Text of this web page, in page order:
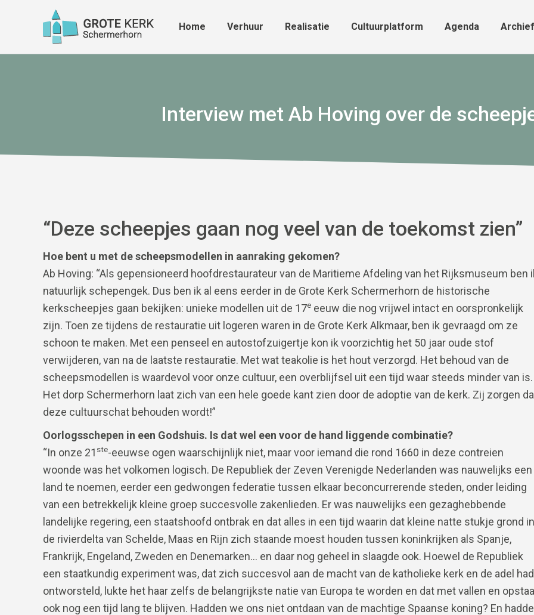
Home Verhuur Realisatie Cultuurplatform Agenda Archief
Interview met Ab Hoving over de
“Deze scheepjes gaan nog veel van de toekomst zien”
Hoe bent u met de scheepsmodellen in aanraking gekomen?
Ab Hoving: “Als gepensioneerd hoofdrestaurateur van de Maritieme Afdeling van het Rijksmuseum ben
natuurlijk schepengek. Dus ben ik al eens eerder in de Grote Kerk Schermerhorn de historische
kerkscheepjes gaan bekijken: unieke modellen uit de 17e eeuw die nog vrijwel intact en oorspronkelijk
zijn. Toen ze tijdens de restauratie uit logeren waren in de Grote Kerk Alkmaar, ben ik gevraagd om ze
schoon te maken. Met een penseel en autostofzuigertje kon ik voorzichtig het 50 jaar oude stof
verwijderen, van na de laatste restauratie. Met wat teakolie is het hout verzorgd. Het behoud van de
scheepsmodellen is waardevol voor onze cultuur, een overblijfsel uit een tijd waar steeds minder van is.
Het dorp Schermerhorn laat zich van een hele goede kant zien door de adoptie van de kerk. Zij zorgen
deze cultuurschat behouden wordt!”
Oorlogsschepen in een Godshuis. Is dat wel een voor de hand liggende combinatie?
“In onze 21 ste-eeuwse ogen waarschijnlijk niet, maar voor iemand die rond 1660 in deze contreien
woonde was het volkomen logisch. De Republiek der Zeven Verenigde Nederlanden was nauwelijks een
land te noemen, eerder een gedwongen federatie tussen elkaar beconcurrerende steden, onder leiding
van een betrekkelijk kleine groep succesvolle zakenlieden. Er was nauwelijks een gezaghebbende
landelijke regering, een staatshoofd ontbrak en dat alles in een tijd waarin dat kleine natte stukje grond in
de rivierdelta van Schelde, Maas en Rijn zich staande moest houden tussen koninkrijken als Spanje,
Frankrijk, Engeland, Zweden en Denemarken… en daar nog geheel in slaagde ook. Hoewel de Republiek
een staatkundig experiment was, dat zich succesvol aan de macht van de katholieke kerk en de adel had
ontworsteld, lukte het haar zelfs de belangrijkste natie van Europa te worden en dat met vallen en
ook nog een tijd lang te blijven. Hadden we ons niet ontdaan van de machtige Spaanse koning? En
Home Verhuur Realisatie Cultuurplatform Agenda Archief